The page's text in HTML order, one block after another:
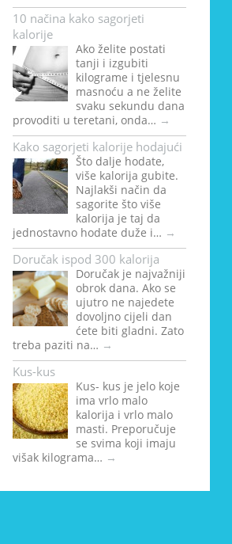
10 načina kako sagorjeti
kalorije
Ako želite postati
tanji i izgubiti
kilograme i tjelesnu
masnoću a ne želite
svaku sekundu dana
provoditi u teretani, onda… →
Kako sagorjeti kalorije hodajući
Što dalje hodate,
više kalorija gubite.
Najlakši način da
sagorite što više
kalorija je taj da
jednostavno hodate duže i… →
Doručak ispod 300 kalorija
Doručak je najvažniji
obrok dana. Ako se
ujutro ne najedete
dovoljno cijeli dan
ćete biti gladni. Zato
treba paziti na… →
Kus-kus
Kus- kus je jelo koje
ima vrlo malo
kalorija i vrlo malo
masti. Preporučuje
se svima koji imaju
višak kilograma… →